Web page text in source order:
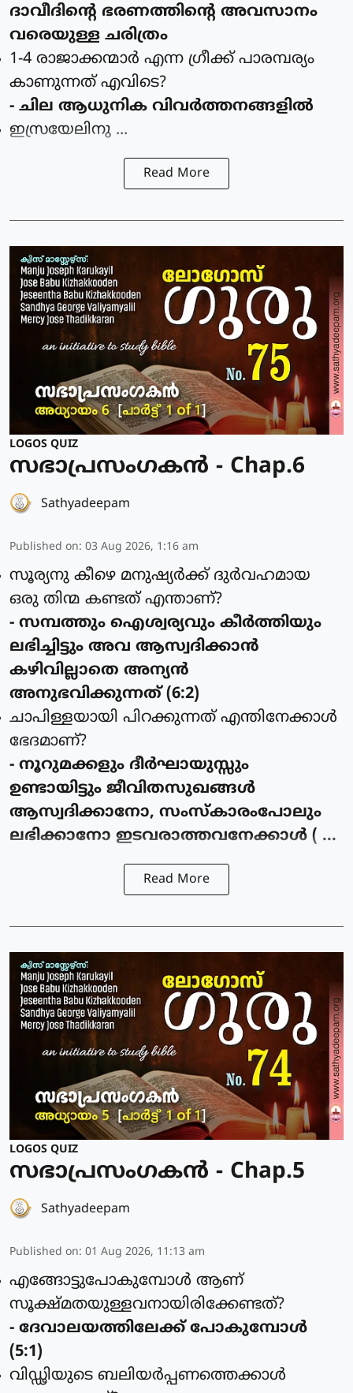
ദാവീദിന്റെ ഭരണത്തിന്റെ അവസാനം
വരെയുള്ള ചരിത്രം
1-4 രാജാക്കന്മാര്‍ എന്ന ഗ്രീക്ക് പാരമ്പര്യം
കാണുന്നത്‌ എവിടെ?
- ചില ആധുനിക വിവര്‍ത്തനങ്ങളില്‍
ഇസ്രയേലിനു ...
Read More
LOGOS QUIZ
സഭാപ്രസംഗകൻ - Chap.6
Sathyadeepam
Published on: 03 Aug 2026, 1:16 am
സൂര്യനു കീഴെ മനുഷ്യര്‍ക്ക് ദുര്‍വഹമായ
ഒരു തിന്മ കണ്ടത് എന്താണ്?
- സമ്പത്തും ഐശ്വര്യവും കീര്‍ത്തിയും
ലഭിച്ചിട്ടും അവ ആസ്വദിക്കാന്‍
കഴിവില്ലാതെ അന്യന്‍
അനുഭവിക്കുന്നത് (6:2)
ചാപിള്ളയായി പിറക്കുന്നത് എന്തിനേക്കാള്‍
ഭേദമാണ്?
- നൂറുമക്കളും ദീര്‍ഘായുസ്സും
ഉണ്ടായിട്ടും ജീവിതസുഖങ്ങള്‍
ആസ്വദിക്കാനോ, സംസ്കാരംപോലും
ലഭിക്കാനോ ഇടവരാത്തവനേക്കാള്‍ ( ...
Read More
LOGOS QUIZ
സഭാപ്രസംഗകൻ - Chap.5
Sathyadeepam
Published on: 01 Aug 2026, 11:13 am
എങ്ങോട്ടുപോകുമ്പോള്‍ ആണ്
സൂക്ഷ്മതയുള്ളവനായിരിക്കേണ്ടത്?
- ദേവാലയത്തിലേക്ക് പോകുമ്പോള്‍
(5:1)
വിഡ്ഢിയുടെ ബലിയര്‍പ്പണത്തെക്കാള്‍